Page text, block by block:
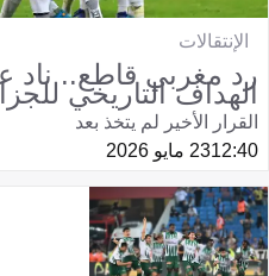
الإنتقالات
رد مغربي قاطع.. ناد
الهداف التاريخي
القرار الأخير لم يتخذ بعد
12:4023 مايو 2026